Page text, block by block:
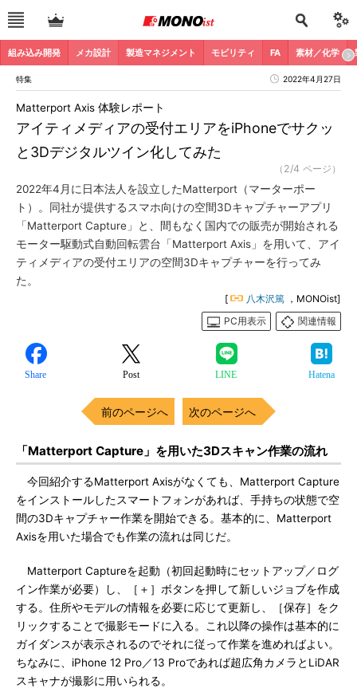
組み込み開発 メカ設計 製造マネジメント モビリティ FA 素材／化学
特集 2022年4月27日
アイティメディアの受付エリアをiPhoneでサクッ
と3Dデジタルツイン化してみた
Matterport Axis 体験レポート
（2/4 ページ）
2022年4月に日本法人を設立したMatterport（マーターポー
ト）。同社が提供するスマホ向けの空間3Dキャプチャーアプリ
「Matterport Capture」と、間もなく国内での販売が開始される
モーター駆動式自動回転雲台「Matterport Axis」を用いて、アイ
ティメディアの受付エリアの空間3Dキャプチャーを行ってみ
た。
[ 八木沢篤 ，MONOist]
PC用表示
関連情報
Share Post LINE Hatena
前のページへ 次のページへ
「Matterport Capture」を用いた3Dスキャン作業の流れ
今回紹介するMatterport Axisがなくても、Matterport Capture
をインストールしたスマートフォンがあれば、手持ちの状態で空
間の3Dキャプチャー作業を開始できる。基本的に、Matterport
Axisを用いた場合でも作業の流れは同じだ。
Matterport Captureを起動（初回起動時にセットアップ／ログ
イン作業が必要）し、［＋］ボタンを押して新しいジョブを作成
する。住所やモデルの情報を必要に応じて更新し、［保存］をク
リックすることで撮影モードに入る。これ以降の操作は基本的に
ガイダンスが表示されるのでそれに従って作業を進めればよい。
ちなみに、iPhone 12 Pro／13 Proであれば超広角カメラとLiDAR
スキャナが撮影に用いられる。